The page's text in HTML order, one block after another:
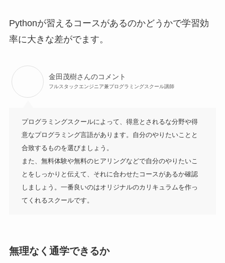
Pythonが習えるコースがあるのかどうかで学習効
率に大きな差がでます。
金田茂樹さんのコメント
フルスタックエンジニア兼プログラミングスクール講師
プログラミングスクールによって、得意とされるな分野や得
意なプログラミング言語があります。自分のやりたいことと
合致するものを選びましょう。
また、無料体験や無料のヒアリングなどで自分のやりたいこ
とをしっかりと伝えて、それに合わせたコースがあるか確認
しましょう。一番良いのはオリジナルのカリキュラムを作っ
てくれるスクールです。
無理なく通学できるか